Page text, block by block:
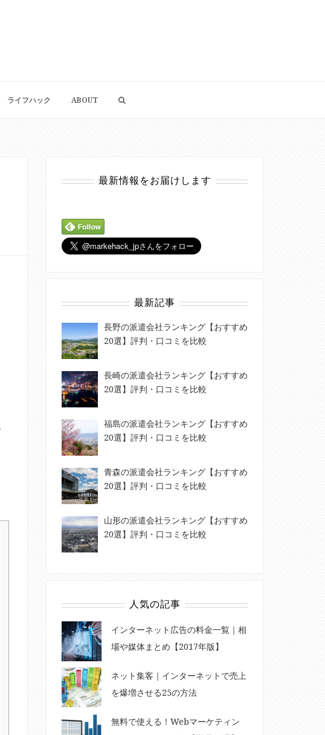
ライフハック ABOUT
最新情報をお届けします
最新記事
長野の派遣会社ランキング【おすすめ
20選】評判・口コミを比較
長崎の派遣会社ランキング【おすすめ
20選】評判・口コミを比較
福島の派遣会社ランキング【おすすめ
20選】評判・口コミを比較
青森の派遣会社ランキング【おすすめ
20選】評判・口コミを比較
山形の派遣会社ランキング【おすすめ
20選】評判・口コミを比較
人気の記事
インターネット広告の料金一覧｜相
場や媒体まとめ【2017年版】
ネット集客｜インターネットで売上
を爆増させる25の方法
無料で使える！Webマーケティン